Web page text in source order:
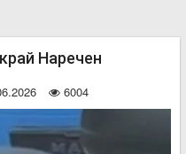
Наречен
6004